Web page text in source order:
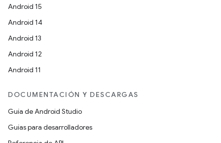
Android 15
Android 14
Android 13
Android 12
Android 11
DOCUMENTACIÓN Y DESCARGAS
Guía de Android Studio
Guías para desarrolladores